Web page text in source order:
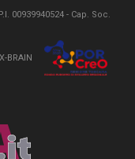
00939940524 - Cap. Soc.
BRAIN